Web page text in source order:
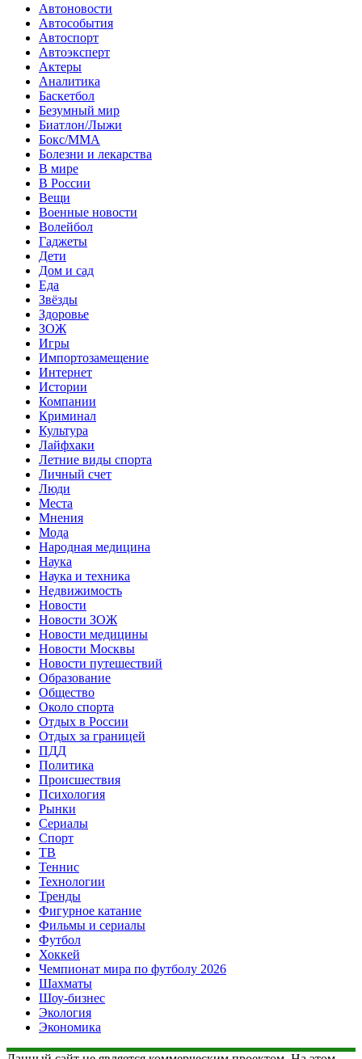
Автоновости
Автособытия
Автоспорт
Автоэксперт
Актеры
Аналитика
Баскетбол
Безумный мир
Биатлон/Лыжи
Бокс/MMA
Болезни и лекарства
В мире
В России
Вещи
Военные новости
Волейбол
Гаджеты
Дети
Дом и сад
Еда
Звёзды
Здоровье
ЗОЖ
Игры
Импортозамещение
Интернет
Истории
Компании
Криминал
Культура
Лайфхаки
Летние виды спорта
Личный счет
Люди
Места
Мнения
Мода
Народная медицина
Наука
Наука и техника
Недвижимость
Новости
Новости ЗОЖ
Новости медицины
Новости Москвы
Новости путешествий
Образование
Общество
Около спорта
Отдых в России
Отдых за границей
ПДД
Политика
Происшествия
Психология
Рынки
Сериалы
Спорт
ТВ
Теннис
Технологии
Тренды
Фигурное катание
Фильмы и сериалы
Футбол
Хоккей
Чемпионат мира по футболу 2026
Шахматы
Шоу-бизнес
Экология
Экономика